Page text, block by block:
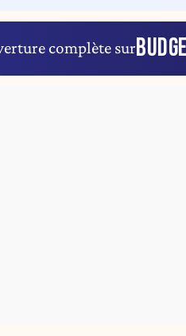
complète sur